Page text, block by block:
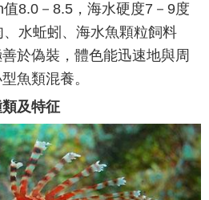
8.0－8.5，海水硬度7－9度
水蚯蚓、海水魚顆粒飼料
於偽裝，體色能迅速地與周
魚類混養。
及特征